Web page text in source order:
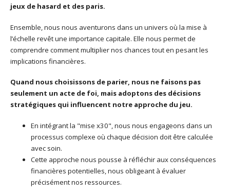
jeux de hasard et des paris.
Ensemble, nous nous aventurons dans un univers où la mise à
l’échelle revêt une importance capitale. Elle nous permet de
comprendre comment multiplier nos chances tout en pesant les
implications financières.
Quand nous choisissons de parier, nous ne faisons pas
seulement un acte de foi, mais adoptons des décisions
stratégiques qui influencent notre approche du jeu.
En intégrant la "mise x30", nous nous engageons dans un
processus complexe où chaque décision doit être calculée
avec soin.
Cette approche nous pousse à réfléchir aux conséquences
financières potentielles, nous obligeant à évaluer
précisément nos ressources.